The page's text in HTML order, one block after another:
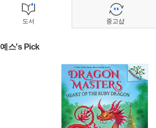
도서
예스's Pick
중고샵